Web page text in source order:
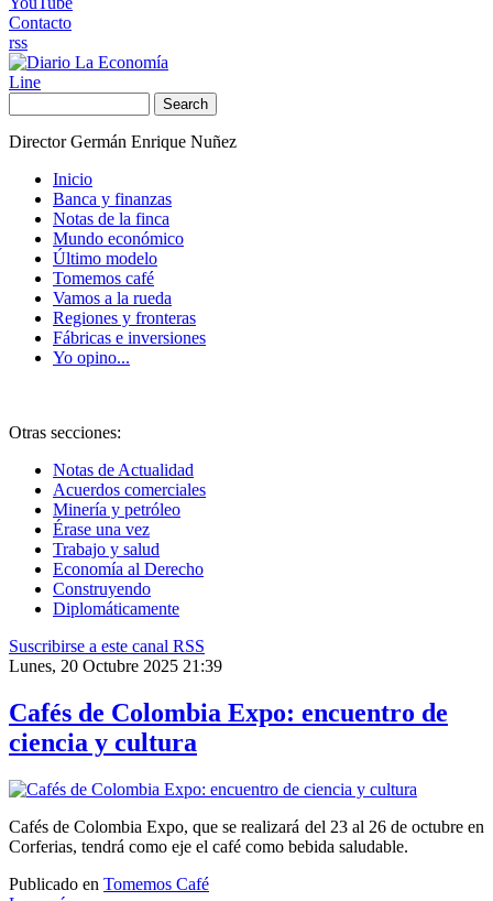
Contacto
rss
Line
Search
Director Germán Enrique Nuñez
Inicio
Banca y finanzas
Notas de la finca
Mundo económico
Último modelo
Tomemos café
Vamos a la rueda
Regiones y fronteras
Fábricas e inversiones
Yo opino...
Otras secciones:
Notas de Actualidad
Acuerdos comerciales
Minería y petróleo
Érase una vez
Trabajo y salud
Economía al Derecho
Construyendo
Diplomáticamente
Suscribirse a este canal RSS
Lunes, 20 Octubre 2025 21:39
Cafés de Colombia Expo: encuentro de
ciencia y cultura
Cafés de Colombia Expo, que se realizará del 23 al 26 de octubre en
Corferias, tendrá como eje el café como bebida saludable.
Publicado en Tomemos Café